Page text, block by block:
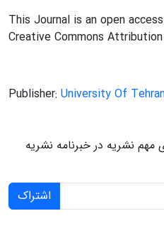
This Journal is an open
Creative Commons
Publisher: University Of
مهم نشریه در خبرنامه نشریه
اشتراک